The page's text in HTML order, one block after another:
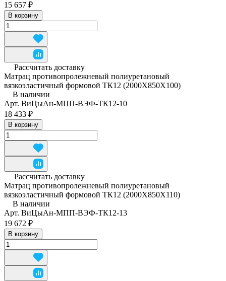
15 657 ₽
В корзину
Рассчитать доставку
Матрац противопролежневый полиуретановый
вязкоэластичный формовой ТК12 (2000Х850Х100)
В наличии
Арт. ВиЦыАн-МПП-ВЭФ-ТК12-10
18 433 ₽
В корзину
Рассчитать доставку
Матрац противопролежневый полиуретановый
вязкоэластичный формовой ТК12 (2000Х850Х110)
В наличии
Арт. ВиЦыАн-МПП-ВЭФ-ТК12-13
19 672 ₽
В корзину